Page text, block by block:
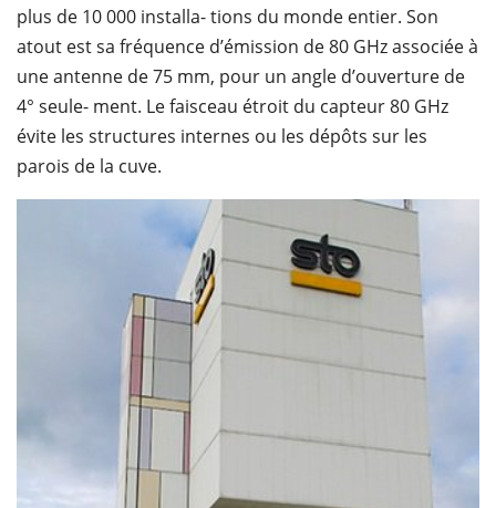
plus de 10 000 installa- tions du monde entier. Son
atout est sa fréquence d’émission de 80 GHz associée à
une antenne de 75 mm, pour un angle d’ouverture de
4° seule- ment. Le faisceau étroit du capteur 80 GHz
évite les structures internes ou les dépôts sur les
parois de la cuve.